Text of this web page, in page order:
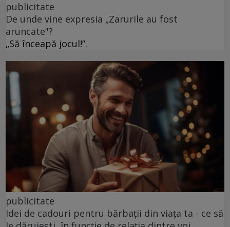
publicitate
De unde vine expresia „Zarurile au fost
aruncate"?
„Să înceapă jocul!”.
publicitate
Idei de cadouri pentru bărbații din viața ta - ce să